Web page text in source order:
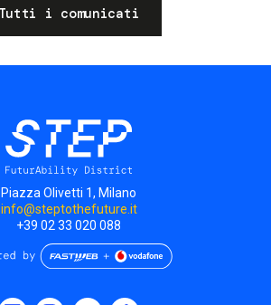
Tutti i comunicati
Piazza Olivetti 1, Milano
info@steptothefuture.it
+39 02 33 020 088